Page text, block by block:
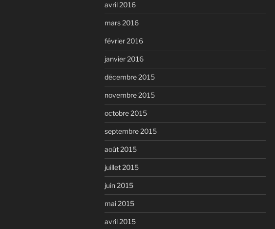
avril 2016
mars 2016
février 2016
janvier 2016
décembre 2015
novembre 2015
octobre 2015
septembre 2015
août 2015
juillet 2015
juin 2015
mai 2015
avril 2015